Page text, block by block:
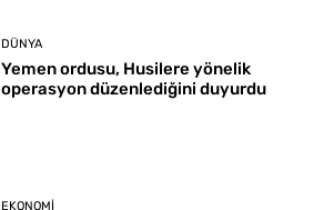
DÜNYA
Yemen ordusu, Husilere yönelik
operasyon düzenlediğini duyurdu
EKONOMI